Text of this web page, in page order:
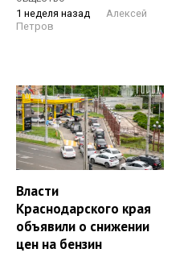
1 неделя назад
Алексей
Петров
Власти
Краснодарского края
объявили о снижении
цен на бензин